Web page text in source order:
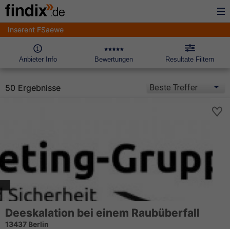
Inserent FSaewe
Anbieter Info Bewertungen Resultate Filtern
50 Ergebnisse
Deeskalation bei einem Raubüberfall
13437 Berlin